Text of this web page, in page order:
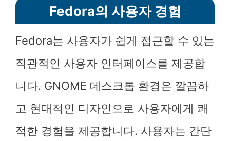
Fedora의 사용자 경험
Fedora는 사용자가 쉽게 접근할 수 있는
직관적인 사용자 인터페이스를 제공합
니다. GNOME 데스크톱 환경은 깔끔하
고 현대적인 디자인으로 사용자에게 쾌
적한 경험을 제공합니다. 사용자는 간단